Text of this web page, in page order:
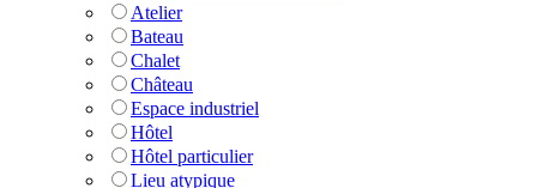
Atelier
Bateau
Chalet
Château
Espace industriel
Hôtel
Hôtel particulier
Lieu atypique